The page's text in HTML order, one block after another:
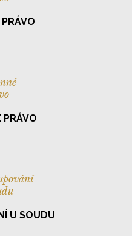
PRÁVO
U SOUDU